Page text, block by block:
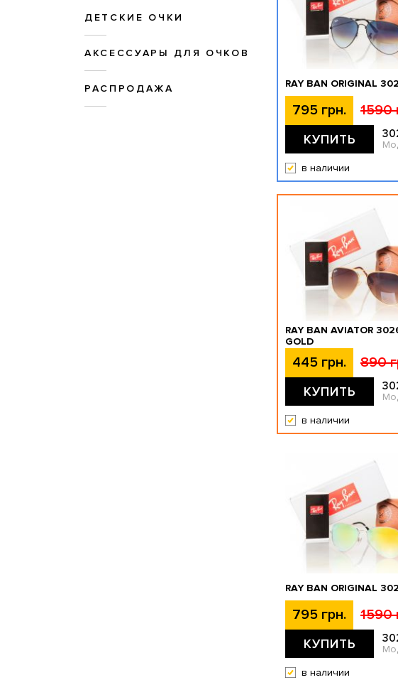
ДЕТСКИЕ ОЧКИ
АКСЕССУАРЫ ДЛЯ ОЧКОВ
РАСПРОДАЖА RAY BAN ORIGINAL
795 грн. 1590
КУПИТЬ
в наличии
RAY BAN AVIATOR
GOLD
445 грн. 890
КУПИТЬ
в наличии
RAY BAN ORIGINAL
795 грн. 1590
КУПИТЬ
в наличии